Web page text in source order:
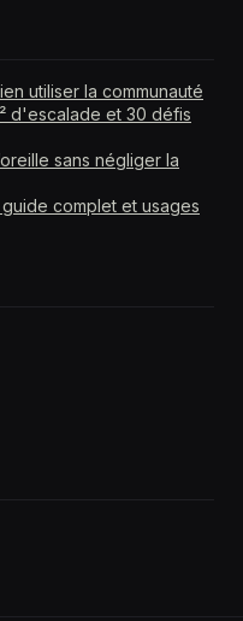
utiliser la communauté
d'escalade et 30 défis
sans négliger la
complet et usages